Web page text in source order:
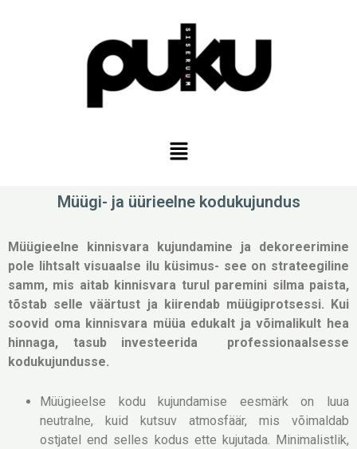
Müügi- ja üürieelne kodukujundus
Müügieelne kinnisvara kujundamine ja dekoreerimine
pole lihtsalt visuaalse ilu küsimus- see on strateegiline
samm, mis aitab kinnisvara turul paremini silma paista,
tõstab selle väärtust ja kiirendab müügiprotsessi. Kui
soovid oma kinnisvara müüa edukalt ja võimalikult hea
hinnaga, tasub investeerida professionaalsesse
kodukujundusse.
Müügieelse kodu kujundamise eesmärk on luua
neutralne, kuid kutsuv atmosfäär, mis võimaldab
ostjatel end selles kodus ette kujutada. Minimalistlik,